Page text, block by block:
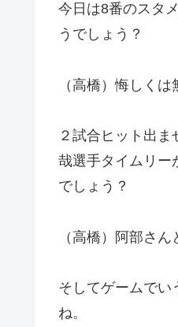
今日は8番のスタ
うでしょう？
（高橋）悔しく
２試合ヒット出
哉選手タイムリー
でしょう？
（高橋）阿部さ
そしてゲームでい
ね。